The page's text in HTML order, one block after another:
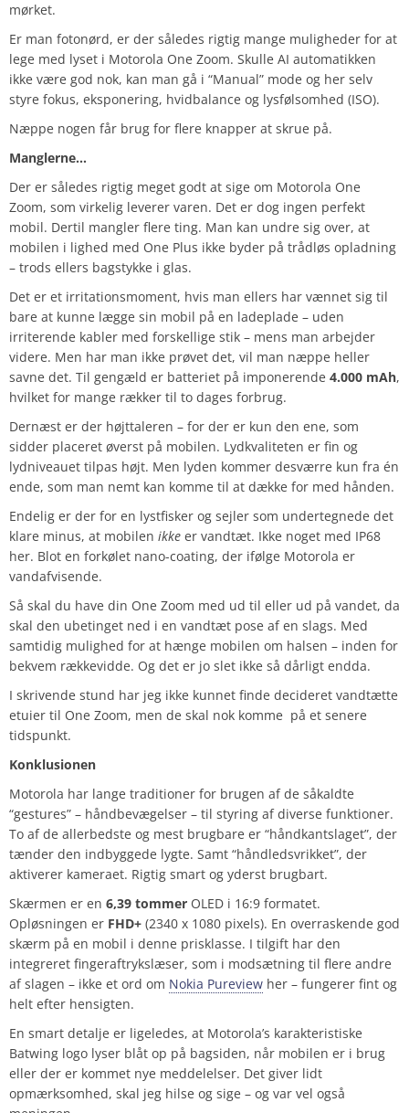
mørket.
Er man fotonørd, er der således rigtig mange muligheder for at
lege med lyset i Motorola One Zoom. Skulle AI automatikken
ikke være god nok, kan man gå i “Manual” mode og her selv
styre fokus, eksponering, hvidbalance og lysfølsomhed (ISO).
Næppe nogen får brug for flere knapper at skrue på.
Manglerne…
Der er således rigtig meget godt at sige om Motorola One
Zoom, som virkelig leverer varen. Det er dog ingen perfekt
mobil. Dertil mangler flere ting. Man kan undre sig over, at
mobilen i lighed med One Plus ikke byder på trådløs opladning
– trods ellers bagstykke i glas.
Det er et irritationsmoment, hvis man ellers har vænnet sig til
bare at kunne lægge sin mobil på en ladeplade – uden
irriterende kabler med forskellige stik – mens man arbejder
videre. Men har man ikke prøvet det, vil man næppe heller
savne det. Til gengæld er batteriet på imponerende 4.000 mAh,
hvilket for mange rækker til to dages forbrug.
Dernæst er der højttaleren – for der er kun den ene, som
sidder placeret øverst på mobilen. Lydkvaliteten er fin og
lydniveauet tilpas højt. Men lyden kommer desværre kun fra én
ende, som man nemt kan komme til at dække for med hånden.
Endelig er der for en lystfisker og sejler som undertegnede det
klare minus, at mobilen ikke er vandtæt. Ikke noget med IP68
her. Blot en forkølet nano-coating, der ifølge Motorola er
vandafvisende.
Så skal du have din One Zoom med ud til eller ud på vandet, da
skal den ubetinget ned i en vandtæt pose af en slags. Med
samtidig mulighed for at hænge mobilen om halsen – inden for
bekvem rækkevidde. Og det er jo slet ikke så dårligt endda.
I skrivende stund har jeg ikke kunnet finde decideret vandtætte
etuier til One Zoom, men de skal nok komme på et senere
tidspunkt.
Konklusionen
Motorola har lange traditioner for brugen af de såkaldte
“gestures” – håndbevægelser – til styring af diverse funktioner.
To af de allerbedste og mest brugbare er “håndkantslaget”, der
tænder den indbyggede lygte. Samt “håndledsvrikket”, der
aktiverer kameraet. Rigtig smart og yderst brugbart.
Skærmen er en 6,39 tommer OLED i 16:9 formatet.
Opløsningen er FHD+ (2340 x 1080 pixels). En overraskende god
skærm på en mobil i denne prisklasse. I tilgift har den
integreret fingeraftrykslæser, som i modsætning til flere andre
af slagen – ikke et ord om Nokia Pureview her – fungerer fint og
helt efter hensigten.
En smart detalje er ligeledes, at Motorola’s karakteristiske
Batwing logo lyser blåt op på bagsiden, når mobilen er i brug
eller der er kommet nye meddelelser. Det giver lidt
opmærksomhed, skal jeg hilse og sige – og var vel også